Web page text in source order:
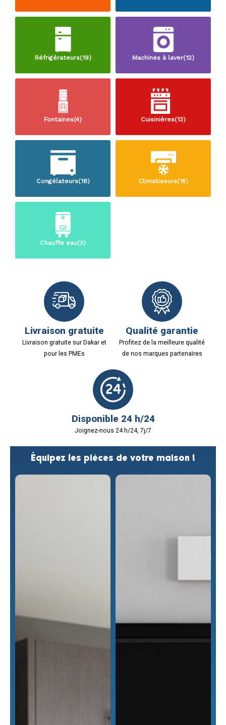
Réfrigérateurs(19) Machines à laver(12)
Fontaines(4) Cuisinières(13)
Congélateurs(18) Climatiseurs(15)
Chauffe eau(3)
Livraison gratuite
Livraison gratuite sur Dakar et
pour les PMEs
Qualité garantie
Profitez de la meilleure qualité
de nos marques partenaires
Disponible 24 h/24
Joignez-nous 24 h/24, 7j/7
Équipez les pièces de votre maison !